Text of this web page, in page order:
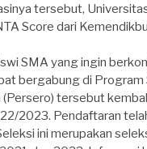
tersebut,
Score dari
SMA yang ingin
bergabung di Program
(Persero) tersebut
2023. Pendaftaran
ini merupakan